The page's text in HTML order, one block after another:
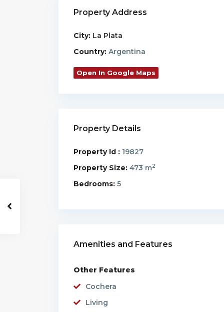
Property Address
City: La Plata
Country: Argentina
Open In Google Maps
Property Details
Property Id : 19827
Property Size: 473 m2
Bedrooms: 5
Amenities and Features
Other Features
Cochera
Living